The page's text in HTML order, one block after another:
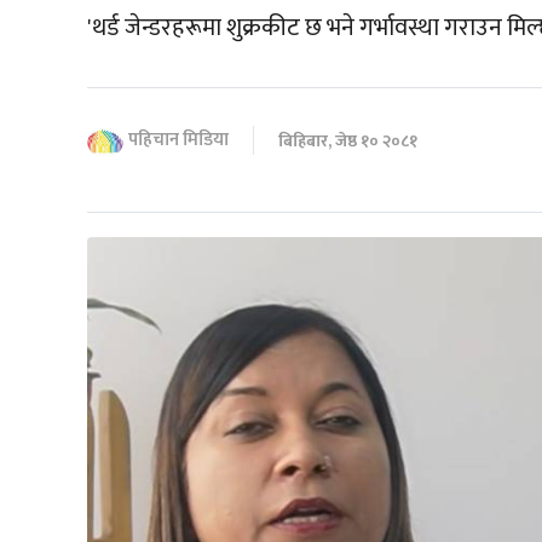
'थर्ड जेन्डरहरूमा शुक्रकीट छ भने गर्भावस्था गराउन
पहिचान मिडिया बिहिबार, जेष्ठ १० २०८१